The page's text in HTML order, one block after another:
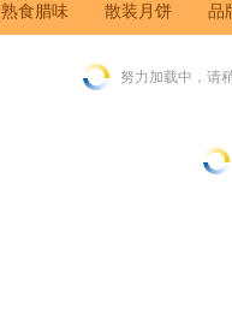
熟食腊味 散装月饼 品
努力加载中，请